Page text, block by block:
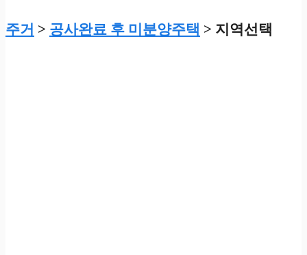
주거 > 공사완료 후 미분양주택 > 지역선택